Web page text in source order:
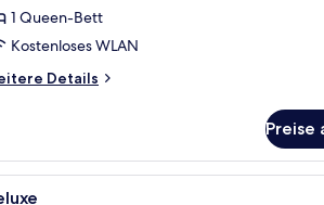
1 Queen-Bett
Kostenloses WLAN
Details
Preise
Schreibtisch mit Stuhl, einer Lampe und einem
Deluxe |
7